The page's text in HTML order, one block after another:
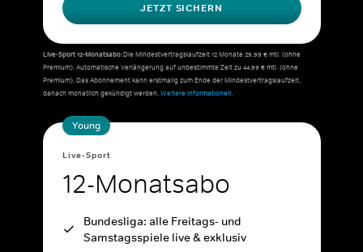
JETZT SICHERN
Live-Sport 12-Monatsabo:Die Mindestvertragslaufzeit 12 Monate 29,99 € mtl. (ohne
Premium). Automatische Verlängerung auf unbestimmte Zeit zu 44,99 € mtl. (ohne
Premium). Das Abonnement kann erstmalig zum Ende der Mindestvertragslaufzeit,
danach monatlich gekündigt werden.Weitere Informationen.
Young
Live-Sport
12-Monatsabo
Bundesliga: alle Freitags- und
Samstagsspiele live & exklusiv